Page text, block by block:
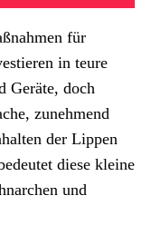
für
in teure
Geräte, doch
zunehmend
der Lippen
diese kleine
und